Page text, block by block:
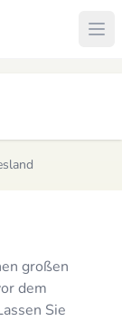
großen
dem
Sie